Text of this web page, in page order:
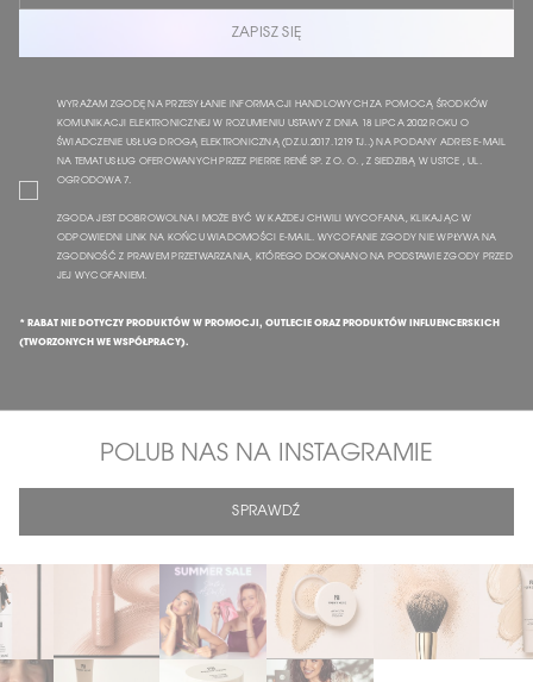
ZAPISZ SIĘ
WYRAŻAM ZGODĘ NA PRZESYŁANIE INFORMACJI HANDLOWYCH ZA POMOCĄ ŚRODKÓW
KOMUNIKACJI ELEKTRONICZNEJ W ROZUMIENIU USTAWY Z DNIA 18 LIPCA 2002 ROKU O
ŚWIADCZENIE USŁUG DROGĄ ELEKTRONICZNĄ (DZ.U.2017.1219 TJ..) NA PODANY ADRES E-MAIL
NA TEMAT USŁUG OFEROWANYCH PRZEZ PIERRE RENÉ SP. Z O. O. , Z SIEDZIBĄ W USTCE , UL.
OGRODOWA 7.
ZGODA JEST DOBROWOLNA I MOŻE BYĆ W KAŻDEJ CHWILI WYCOFANA, KLIKAJĄC W
ODPOWIEDNI LINK NA KOŃCU WIADOMOŚCI E-MAIL. WYCOFANIE ZGODY NIE WPŁYWA NA
ZGODNOŚĆ Z PRAWEM PRZETWARZANIA, KTÓREGO DOKONANO NA PODSTAWIE ZGODY PRZED
JEJ WYCOFANIEM.
* RABAT NIE DOTYCZY PRODUKTÓW W PROMOCJI, OUTLECIE ORAZ PRODUKTÓW INFLUENCERSKICH
(TWORZONYCH WE WSPÓŁPRACY).
POLUB NAS NA INSTAGRAMIE
SPRAWDŹ